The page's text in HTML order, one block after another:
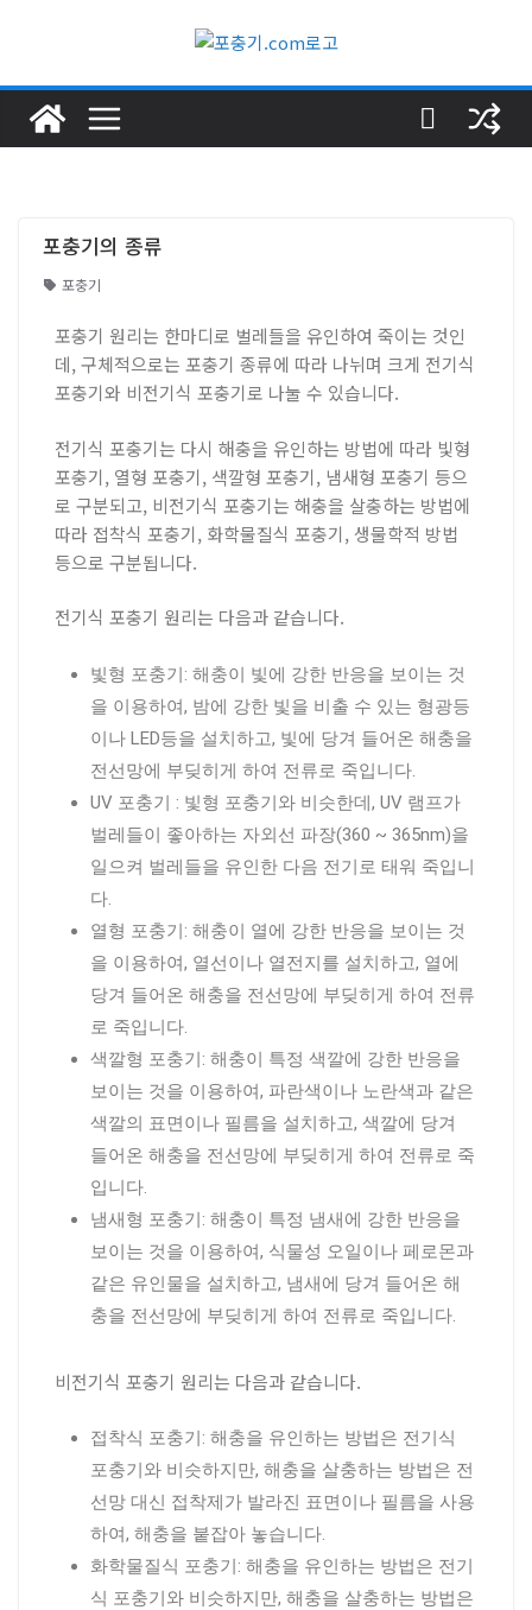
포충기의 종류
포충기
포충기 원리는 한마디로 벌레들을 유인하여 죽이는 것인
데, 구체적으로는 포충기 종류에 따라 나뉘며 크게 전기식
포충기와 비전기식 포충기로 나눌 수 있습니다.
전기식 포충기는 다시 해충을 유인하는 방법에 따라 빛형
포충기, 열형 포충기, 색깔형 포충기, 냄새형 포충기 등으
로 구분되고, 비전기식 포충기는 해충을 살충하는 방법에
따라 접착식 포충기, 화학물질식 포충기, 생물학적 방법
등으로 구분됩니다.
전기식 포충기 원리는 다음과 같습니다.
빛형 포충기: 해충이 빛에 강한 반응을 보이는 것
을 이용하여, 밤에 강한 빛을 비출 수 있는 형광등
이나 LED등을 설치하고, 빛에 당겨 들어온 해충을
전선망에 부딪히게 하여 전류로 죽입니다.
UV 포충기 : 빛형 포충기와 비슷한데, UV 램프가
벌레들이 좋아하는 자외선 파장(360 ~ 365nm)을
일으켜 벌레들을 유인한 다음 전기로 태워 죽입니
다.
열형 포충기: 해충이 열에 강한 반응을 보이는 것
을 이용하여, 열선이나 열전지를 설치하고, 열에
당겨 들어온 해충을 전선망에 부딪히게 하여 전류
로 죽입니다.
색깔형 포충기: 해충이 특정 색깔에 강한 반응을
보이는 것을 이용하여, 파란색이나 노란색과 같은
색깔의 표면이나 필름을 설치하고, 색깔에 당겨
들어온 해충을 전선망에 부딪히게 하여 전류로 죽
입니다.
냄새형 포충기: 해충이 특정 냄새에 강한 반응을
보이는 것을 이용하여, 식물성 오일이나 페로몬과
같은 유인물을 설치하고, 냄새에 당겨 들어온 해
충을 전선망에 부딪히게 하여 전류로 죽입니다.
비전기식 포충기 원리는 다음과 같습니다.
접착식 포충기: 해충을 유인하는 방법은 전기식
포충기와 비슷하지만, 해충을 살충하는 방법은 전
선망 대신 접착제가 발라진 표면이나 필름을 사용
하여, 해충을 붙잡아 놓습니다.
화학물질식 포충기: 해충을 유인하는 방법은 전기
식 포충기와 비슷하지만, 해충을 살충하는 방법은